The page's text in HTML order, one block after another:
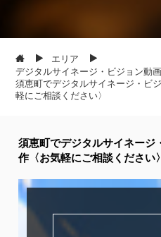
エリア
デジタルサイネージ・ビジョン動
須恵町でデジタルサイネージ・ビ
軽にご相談ください〉
須恵町でデジタルサイネージ
作〈お気軽にご相談ください〉